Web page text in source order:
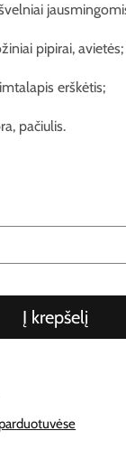
pipirai, avietės;
erškėtis;
pačiulis.
Į krepšelį